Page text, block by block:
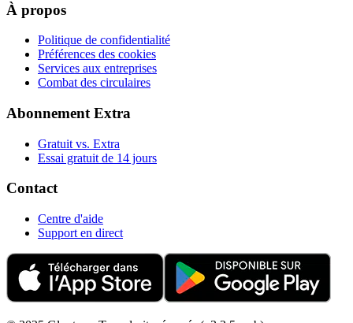
À propos
Politique de confidentialité
Préférences des cookies
Services aux entreprises
Combat des circulaires
Abonnement Extra
Gratuit vs. Extra
Essai gratuit de 14 jours
Contact
Centre d'aide
Support en direct